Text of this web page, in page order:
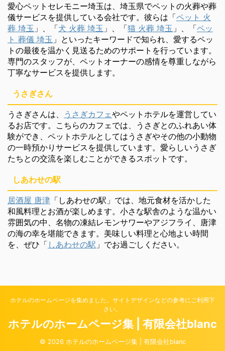
愛心ペットセレモニー埼玉は、埼玉県でペットの火葬や葬
儀サービスを提供している会社です。彼らは「ペット 火
葬 埼玉 」、「犬 火葬 埼玉 」、「猫 火葬 埼玉 」、「ペッ
ト 葬儀 埼玉 」といったキーワードで知られ、愛するペッ
トの最後を温かく見送るためのサポートを行っています。
専門のスタッフが、ペットオーナーの感情を尊重しながら
丁寧なサービスを提供します。
うさぎさん
うさぎさんは、 うさぎカフェやペットホテルを運営してい
るお店です。こちらのカフェでは、うさぎとのふれあい体
験ができ、ペットホテルとしてはうさぎやその他の小動物
の一時預かりサービスを提供しています。愛らしいうさぎ
たちとの交流を楽しむことができるスポットです。
しあわせの駅
居酒屋 唐津 「しあわせの駅」では、地元食材を活かした
和風料理とお酒が楽しめます。小さな駅舎のような温かい
雰囲気の中、名物の凍結レモンサワーやアジフライ、唐津
の海の幸を堪能できます。美味しい料理と心地よい時間
を、ぜひ「 しあわせの駅 」でお過ごしください。
ホテルのホームページを集めました。サイトデザインなどの参考にご利用下
さい。
ホテルのホームページ集 | 有限会社blanc
© 2026 ホテルのホームページ集 | 有限会社blanc